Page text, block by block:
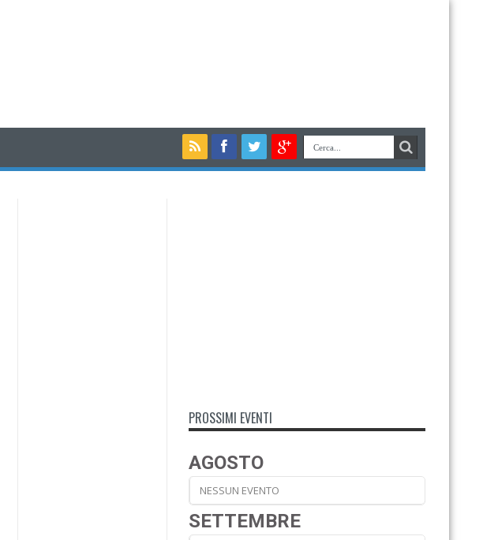
PROSSIMI EVENTI
AGOSTO
NESSUN EVENTO
SETTEMBRE